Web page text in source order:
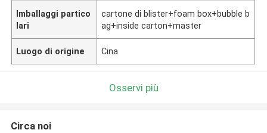
Imballaggi partico
lari
cartone di blister+foam box+bubble b
ag+inside carton+master
Luogo di origine Cina
Osservi più
Circa noi